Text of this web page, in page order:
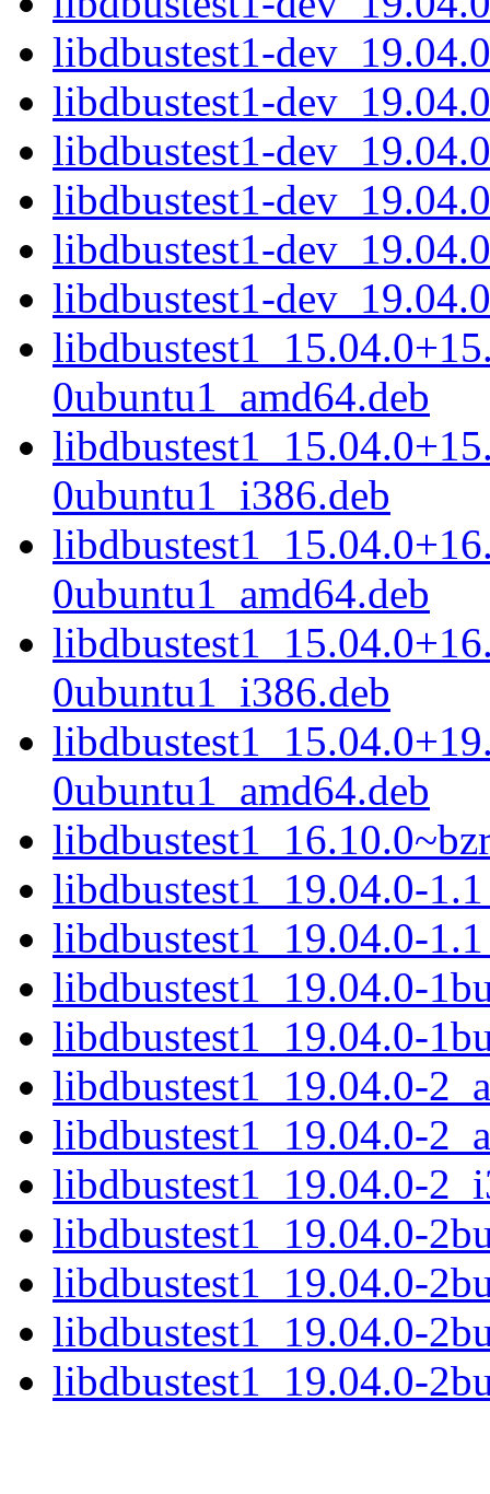
libdbustest1-
libdbustest1-
libdbustest1-
libdbustest1-
libdbustest1-
libdbustest1-
0ubuntu1_amd64.deb
0ubuntu1_i386.deb
0ubuntu1_amd64.deb
0ubuntu1_i386.deb
0ubuntu1_amd64.deb
libdbustest1_19.04.0-
libdbustest1_19.04.0-
libdbustest1_19.04.0-
libdbustest1_19.04.0-
libdbustest1_19.04.0-
libdbustest1_19.04.0-
libdbustest1_19.04.0-
libdbustest1_19.04.0-
libdbustest1_19.04.0-
libdbustest1_19.04.0-
libdbustest1_19.04.0-